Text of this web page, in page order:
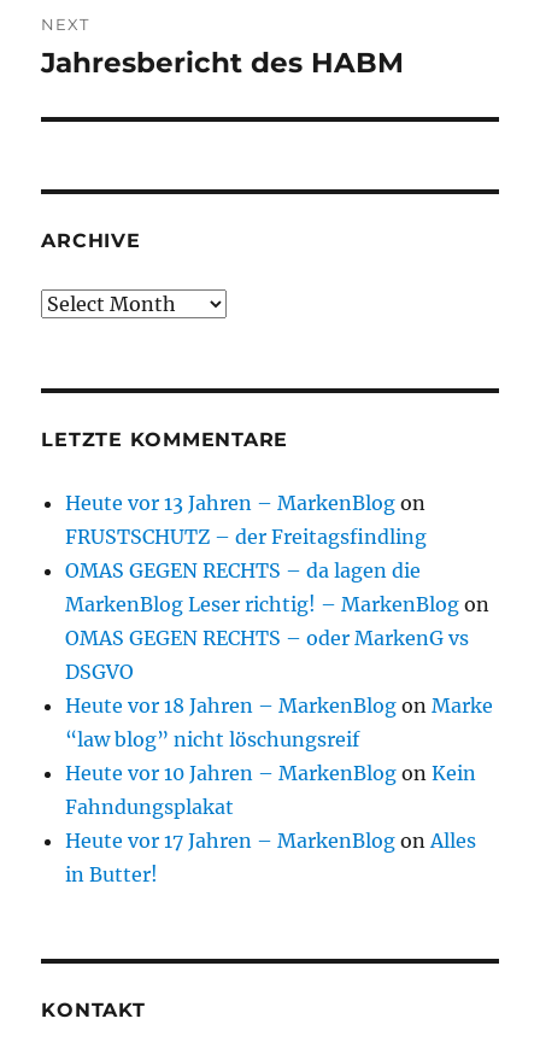
NEXT
Next
Jahresbericht des HABM
ARCHIVE
Archive
LETZTE KOMMENTARE
Heute vor 13 Jahren – MarkenBlog on
FRUSTSCHUTZ – der Freitagsfindling
OMAS GEGEN RECHTS – da lagen die
MarkenBlog Leser richtig! – MarkenBlog on
OMAS GEGEN RECHTS – oder MarkenG vs
DSGVO
Heute vor 18 Jahren – MarkenBlog onMarke
“law blog” nicht löschungsreif
Heute vor 10 Jahren – MarkenBlog onKein
Fahndungsplakat
Heute vor 17 Jahren – MarkenBlog onAlles
in Butter!
KONTAKT